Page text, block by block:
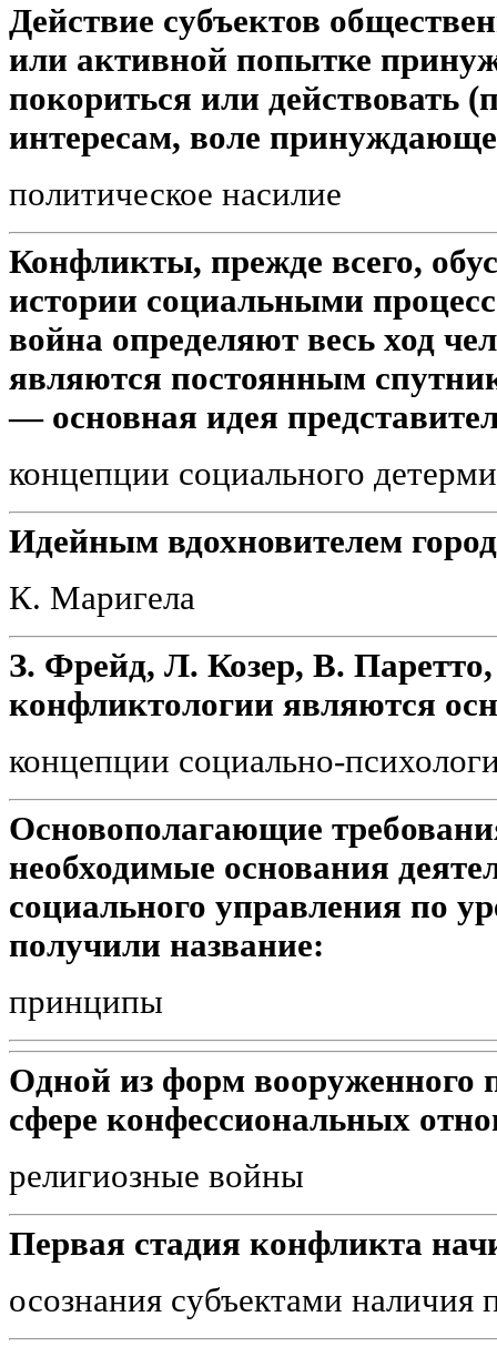
Действие субъектов
или активной попытке
покориться или действовать
интересам, воле
политическое насилие
Конфликты, прежде всего,
истории социальными
война определяют весь ход
являются постоянным
— основная идея
концепции социального
Идейным вдохновителем
К. Маригела
З. Фрейд, Л. Козер, В.
конфликтологии являются
концепции социально-
Основополагающие
необходимые основания
социального управления по
получили название:
принципы
Одной из форм вооруженного
сфере конфессиональных
религиозные войны
Первая стадия конфликта
осознания субъектами наличия